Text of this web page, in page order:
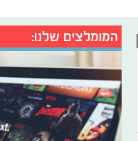
המומלצים שלנו: